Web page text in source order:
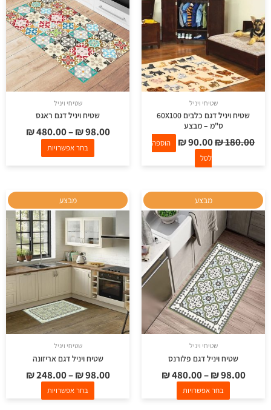
שטיחי ויניל
שטיח ויניל דגם כלבים 60X100
ס"מ – מבצע
₪180.00
₪90.00
הוספה
לסל
שטיחי ויניל
שטיח ויניל דגם ראגס
₪98.00
–
₪480.00
בחר אפשרויות
סוגים.
ניתן
לבחור
את
האפשרויות
בעמוד
מבצע
שטיחי ויניל
שטיח ויניל דגם פלורנס
₪98.00
–
₪480.00
בחר אפשרויות
זה
יש
מספר
סוגים.
ניתן
לבחור
את
האפשרויות
בעמוד
מבצע
שטיחי ויניל
שטיח ויניל דגם אריזונה
₪98.00
–
₪248.00
בחר אפשרויות
זה
יש
מספר
סוגים.
ניתן
את
האפשרויות
בעמוד